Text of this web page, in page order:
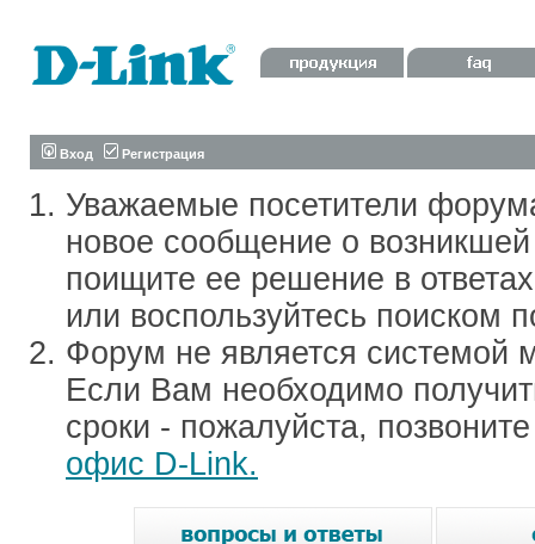
Вход Регистрация
Уважаемые посетители
новое сообщение о
поищите ее решение в
или воспользуйтесь поиском
Форум не является системой
Если Вам необходимо
сроки - пожалуйста,
офис D-Link.